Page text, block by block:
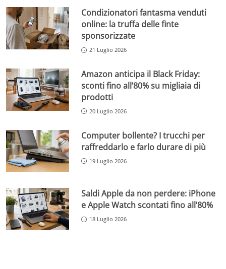
Condizionatori fantasma venduti
online: la truffa delle finte
sponsorizzate
21 Luglio 2026
Amazon anticipa il Black Friday:
sconti fino all’80% su migliaia di
prodotti
20 Luglio 2026
Computer bollente? I trucchi per
raffreddarlo e farlo durare di più
19 Luglio 2026
Saldi Apple da non perdere: iPhone
e Apple Watch scontati fino all’80%
18 Luglio 2026